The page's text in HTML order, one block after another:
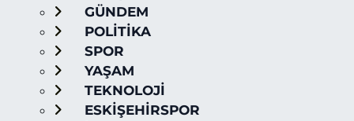
GÜNDEM
POLİTİKA
SPOR
YAŞAM
TEKNOLOJİ
ESKİŞEHİRSPOR